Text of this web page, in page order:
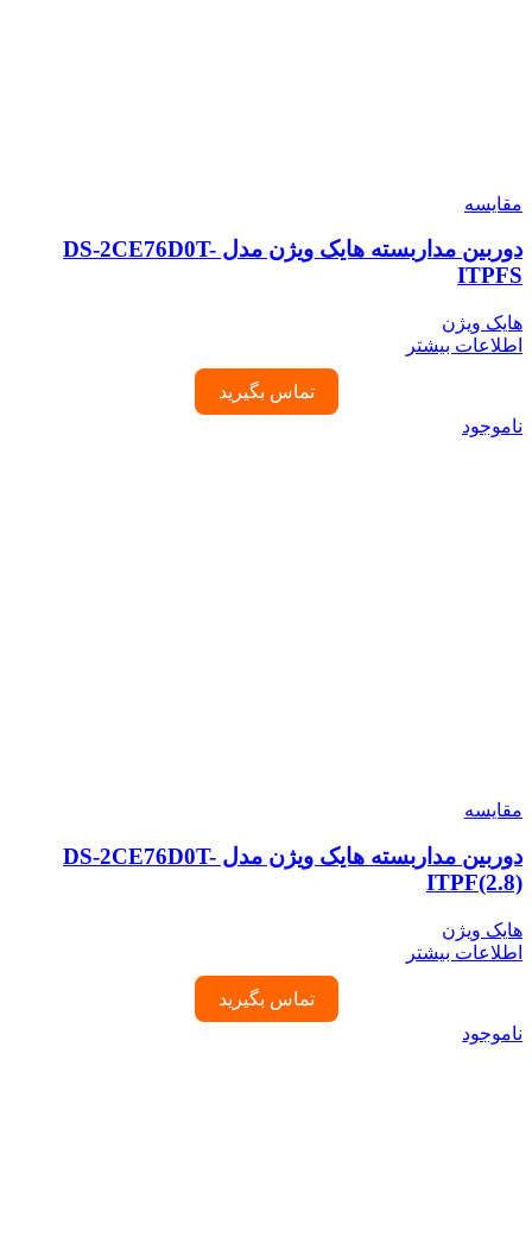
مقایسه
دوربین مداربسته هایک ویژن مدل DS-2CE76D0T-
ITPFS
هایک ویژن
اطلاعات بیشتر
تماس بگیرید
ناموجود
مقایسه
دوربین مداربسته هایک ویژن مدل DS-2CE76D0T-
ITPF(2.8)
هایک ویژن
اطلاعات بیشتر
تماس بگیرید
ناموجود